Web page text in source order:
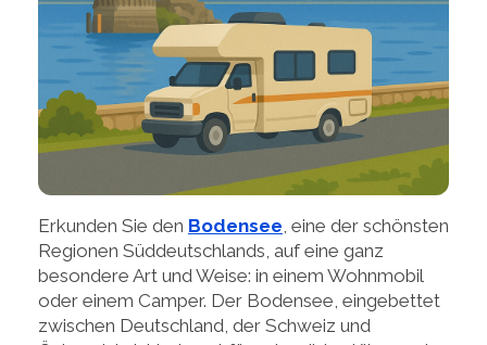
Erkunden Sie den Bodensee, eine der schönsten
Regionen Süddeutschlands, auf eine ganz
besondere Art und Weise: in einem Wohnmobil
oder einem Camper. Der Bodensee, eingebettet
zwischen Deutschland, der Schweiz und